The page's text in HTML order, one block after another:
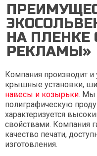
НА ПЛЕНКЕ
РЕКЛАМЫ»
Компания производит и
крышные установки,
навесы и козырьки. Мы
полиграфическую
характеризуется
свойствами. Компания
качество печати,
изготовления.